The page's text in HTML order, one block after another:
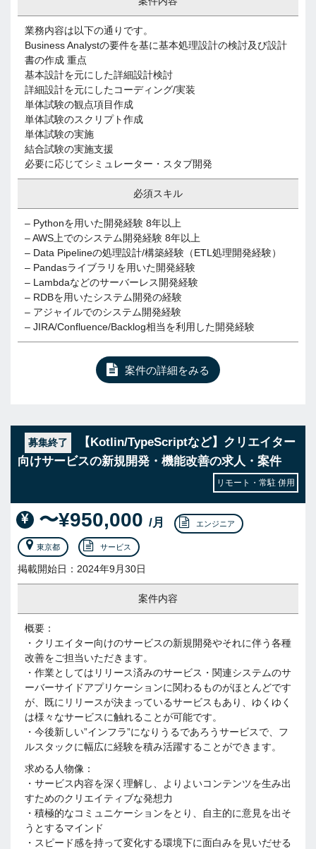
業務内容は以下の通りです。
Business Analystの要件を基に基本処理設計の検討及び設計
書の作成 重点
基本設計を元にした詳細設計検討
詳細設計を元にしたコーディング/実装
単体試験の観点項目作成
単体試験のスクリプト作成
単体試験の実施
結合試験の実施支援
必要に応じてシミュレーター・スタブ開発
必須スキル
– Pythonを用いた開発経験 8年以上
– AWS上でのシステム開発経験 8年以上
– Data Pipelineの処理設計/構築経験（ETL処理開発経験）
– Pandasライブラリを用いた開発経験
– Lambdaなどのサーバーレス開発経験
– RDBを用いたシステム開発の経験
– アジャイルでのシステム開発経験
– JIRA/Confluence/Backlog相当を利用した開発経験
案件の詳細をみる
募集終了
【Kotlin/TypeScriptなど】クリエイター
向けサービスの新規開発・機能改善の求人・案件
リモート・常駐 併用
〜¥950,000 /月 エンジニア
東京都 サービス
掲載開始日：2024年9月30日
案件内容
概要：
・クリエイター向けのサービスの新規開発やそれに伴う各種
改善をご担当いただきます。
・作業としてはリリース済みのサービス・関連システムのサ
ーバーサイドアプリケーションに関わるものがほとんどです
が、既にリリースが決まっているサービスもあり、ゆくゆく
は様々なサービスに触れることが可能です。
・今後新しい”インフラ”になりうるであろうサービスで、フ
ルスタックに幅広に経験を積み活躍することができます。
求める人物像：
・サービス内容を深く理解し、よりよいコンテンツを生み出
すためのクリエイティブな発想力
・積極的なコミュニケーションをとり、自主的に意見を出そ
うとするマインド
・スピード感を持って変化する環境下に面白みを見いだせる